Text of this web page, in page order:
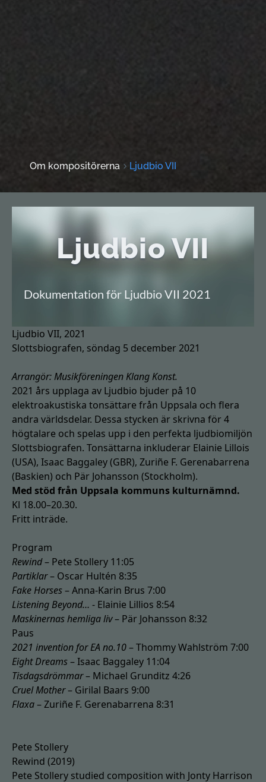
Om kompositörerna Ljudbio VII
Ljudbio VII
Dokumentation för Ljudbio VII 2021
Ljudbio VII, 2021
Slottsbiografen, söndag 5 december 2021
Arrangör: Musikföreningen Klang Konst.
2021 års upplaga av Ljudbio bjuder på 10
elektroakustiska tonsättare från Uppsala och flera
andra världsdelar. Dessa stycken är skrivna för 4
högtalare och spelas upp i den perfekta ljudbiomiljön
Slottsbiografen. Tonsättarna inkluderar Elainie Lillois
(USA), Isaac Baggaley (GBR), Zuriñe F. Gerenabarrena
(Baskien) och Pär Johansson (Stockholm).
Med stöd från Uppsala kommuns kulturnämnd.
Kl 18.00–20.30.
Fritt inträde.
Program
Rewind– Pete Stollery 11:05
Partiklar– Oscar Hultén 8:35
Fake Horses–Anna-Karin Brus 7:00
Listening Beyond… - Elainie Lillios 8:54
Maskinernas hemliga liv– Pär Johansson 8:32
Paus
2021 invention for EA no.10–Thommy Wahlström 7:00
Eight Dreams–Isaac Baggaley 11:04
Tisdagsdrömmar– Michael Grunditz 4:26
Cruel Mother– Girilal Baars 9:00
Flaxa–Zuriñe F. Gerenabarrena 8:31
Pete Stollery
Rewind (2019)
Pete Stollery studied composition with Jonty Harrison